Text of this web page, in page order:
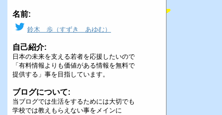
名前:
鈴木 歩（すずき あゆむ）
自己紹介:
日本の未来を支える若者を応援したいので
「有料情報よりも価値がある情報を無料で
提供する」事を目指しています。
ブログについて:
当ブログでは生活をするためには大切でも
学校では教えもらえない事をメインに